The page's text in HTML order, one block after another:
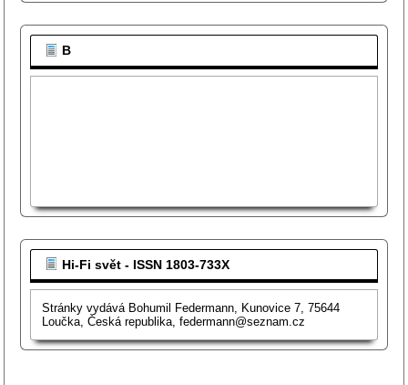
B
Hi-Fi svět - ISSN 1803-733X
Stránky vydává Bohumil Federmann, Kunovice 7, 75644
Loučka, Česká republika, federmann@seznam.cz